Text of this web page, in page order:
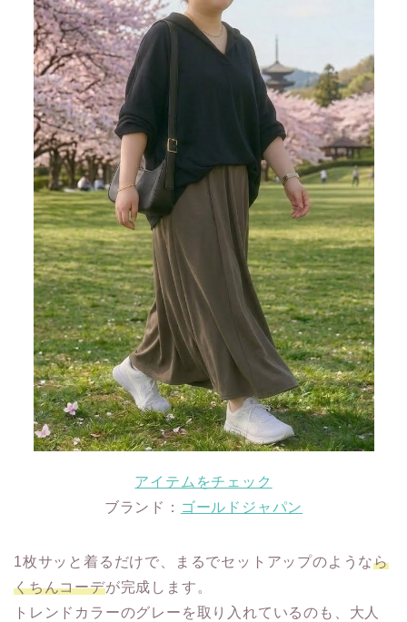
アイテムをチェック
ブランド： ゴールドジャパン
1枚サッと着るだけで、まるでセットアップのようなら
くちんコーデが完成します。
トレンドカラーのグレーを取り入れているのも、大人